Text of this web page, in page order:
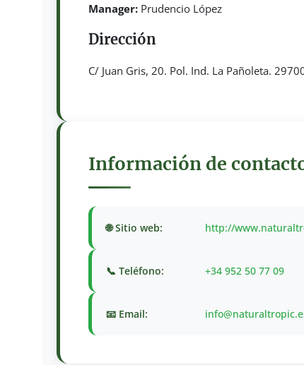
Manager: Prudencio López
Dirección
C/ Juan Gris, 20. Pol. Ind. La Pañoleta.
Información de
🌐 Sitio web: http://
📞 Teléfono: +34 952 50 77 09
📧 Email: